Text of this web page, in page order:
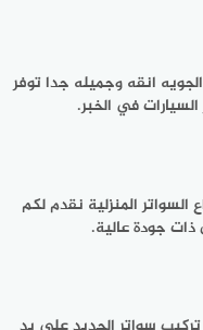
انقه وجميله جدا توفر
في الخبر.
المنزلية نقدم لكم
ذات جودة عالية.